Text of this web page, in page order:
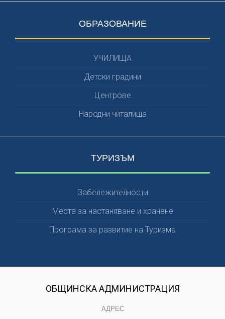
ОБРАЗОВАНИЕ
УЧИЛИЩА
Детски градини
Центрове
Народни читалища
ТУРИЗЪМ
Забележителности
Места за настаняване и хранене
Програма за развитие на Туризма
ОБЩИНСКА АДМИНИСТРАЦИЯ
АДРЕС